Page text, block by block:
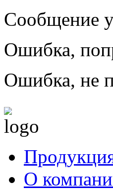
Сообщение
Ошибка,
Ошибка, не
О